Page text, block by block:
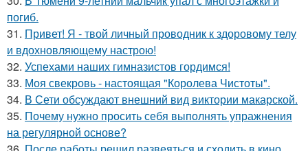
погиб.
31. Привет! Я - твой личный проводник к здоровому телу
и вдохновляющему настрою!
32. Успехами наших гимназистов гордимся!
33. Моя свекровь - настоящая "Королева Чистоты".
34. В Сети обсуждают внешний вид виктории макарской.
35. Почему нужно просить себя выполнять упражнения
на регулярной основе?